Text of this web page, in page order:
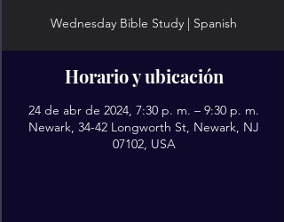
Wednesday Bible Study | Spanish
Horario y ubicación
24 de abr de 2024, 7:30 p. m. – 9:30 p. m.
Newark, 34-42 Longworth St, Newark, NJ
07102, USA